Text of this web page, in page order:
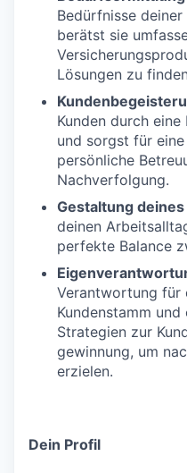
Bedürfnisse
berätst sie
Lösungen zu
Kunden durch
und sorgst für
persönliche
Nachverfolgung.
Gestaltung
deinen
perfekte Balance
Verantwortung für
Kundenstamm
Strategien zur
gewinnung, um
erzielen.
Dein Profil